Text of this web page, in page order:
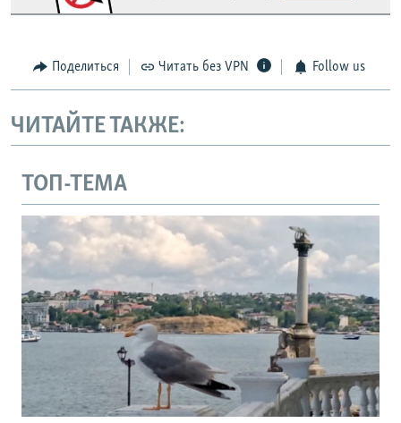
Поделиться Читать без VPN Follow us
ЧИТАЙТЕ ТАКЖЕ:
ТОП-ТЕМА